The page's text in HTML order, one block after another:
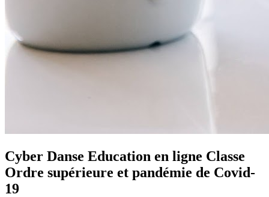
Cyber Danse Education en ligne Classe
Ordre supérieure et pandémie de Covid-
19